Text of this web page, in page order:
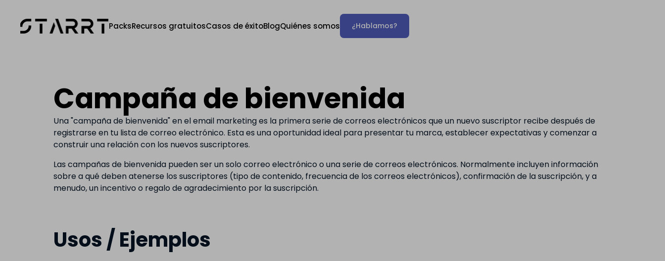
PacksRecursos gratuitosCasos de éxitoBlogQuiénes somos ¿Hablamos?
Campaña de bienvenida
Una "campaña de bienvenida" en el email marketing es la primera serie de correos electrónicos que un nuevo suscriptor recibe después de
registrarse en tu lista de correo electrónico. Esta es una oportunidad ideal para presentar tu marca, establecer expectativas y comenzar a
construir una relación con los nuevos suscriptores.
Las campañas de bienvenida pueden ser un solo correo electrónico o una serie de correos electrónicos. Normalmente incluyen información
sobre a qué deben atenerse los suscriptores (tipo de contenido, frecuencia de los correos electrónicos), confirmación de la suscripción, y a
menudo, un incentivo o regalo de agradecimiento por la suscripción.
Usos / Ejemplos